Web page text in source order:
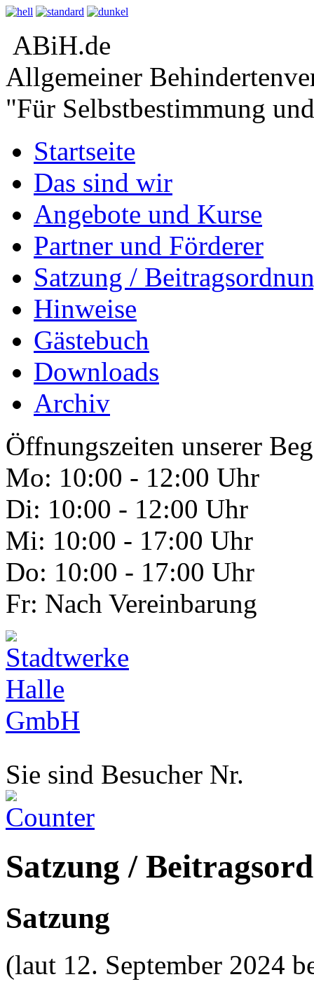
ABiH.de
Allgemeiner
"Für Selbstbestimmung
Startseite
Das sind wir
Angebote und Kurse
Partner und Förderer
Satzung /
Hinweise
Gästebuch
Downloads
Archiv
Öffnungszeiten unserer
Mo: 10:00 - 12:00 Uhr
Di: 10:00 - 12:00 Uhr
Mi: 10:00 - 17:00 Uhr
Do: 10:00 - 17:00 Uhr
Fr: Nach Vereinbarung
Sie sind Besucher Nr.
Satzung /
Satzung
(laut 12. September 2024